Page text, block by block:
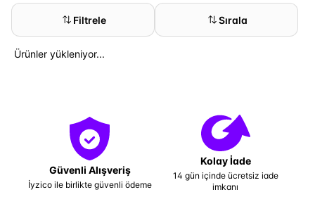
Filtrele Sırala
Ürünler yükleniyor...
Güvenli Alışveriş
İyzico ile birlikte güvenli ödeme
Kolay İade
14 gün içinde ücretsiz iade
imkanı